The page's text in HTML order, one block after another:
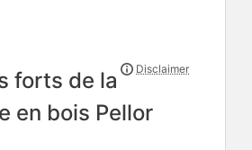
forts de la
en bois Pellor